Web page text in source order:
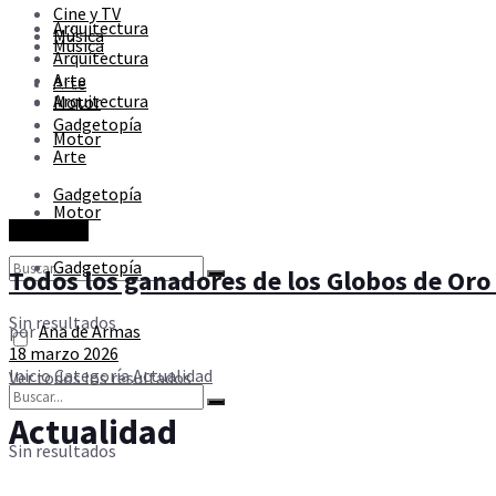
Arquitectura
Arte
Motor
Gadgetopía
Sin resultados
Ver todos los resultados
Música
Arquitectura
Arte
Motor
Gadgetopía
Sin resultados
Sin resultados
Ver todos los resultados
Cine y TV
Música
Arquitectura
Arte
Motor
Gadgetopía
Todos los ganadores de los Globos de
porAna de Armas
18 marzo 2026
InicioCategoríaActualidad
Actualidad